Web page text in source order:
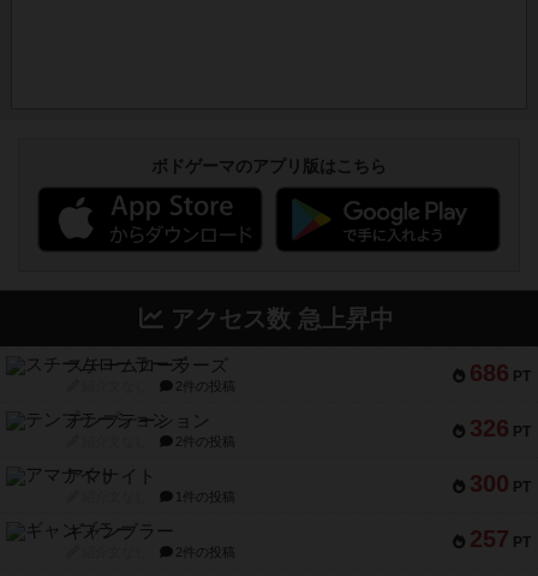
ボドゲーマのアプリ版はこちら
アクセス数 急上昇中
686 PT
スチームローラーズ
2件の投稿
326 PT
テンプテーション
2件の投稿
300 PT
アマナイト
1件の投稿
257 PT
ギャンブラー
2件の投稿